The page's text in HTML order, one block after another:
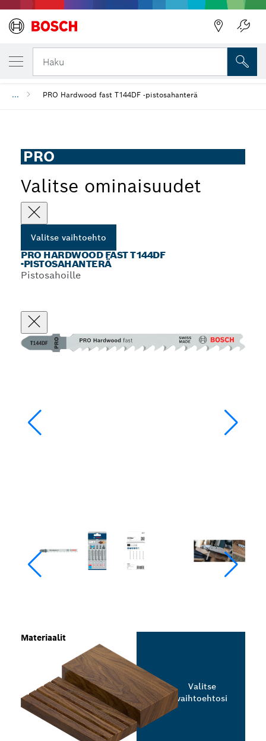
Haku
... PRO Hardwood fast T144DF ‑pistosahanterä
PRO
Valitse ominaisuudet
Valitse vaihtoehto
PRO HARDWOOD FAST T144DF
‑PISTOSAHANTERÄ
Pistosahoille
Materiaalit
Valitse
vaihtoehtosi
VALITSEMASI VAIHTOEHTO
PRO Hardwood fast T144DF